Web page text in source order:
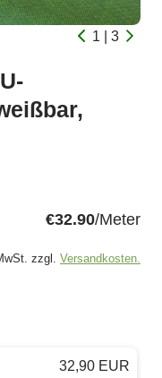
1 | 3
€32.90/Meter
zzgl. Versandkosten.
32,90 EUR